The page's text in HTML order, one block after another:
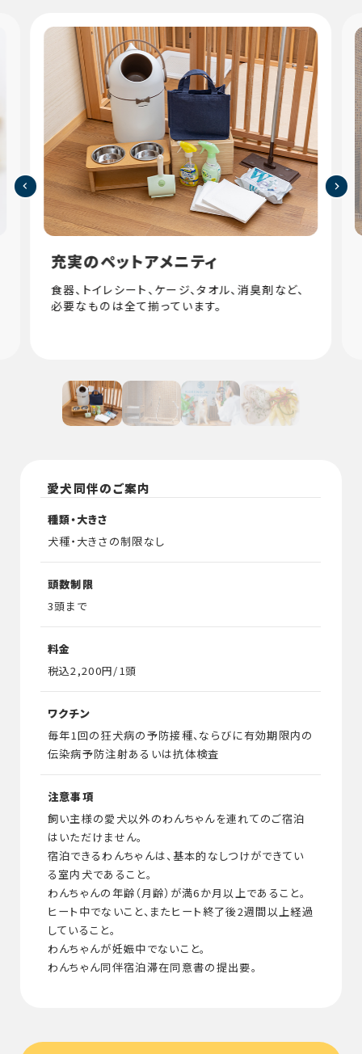
充実のペットアメニティ
食器、トイレシート、ケージ、タオル、消臭剤など、
必要なものは全て揃っています。
愛犬同伴のご案内
種類・大きさ
犬種・大きさの制限なし
頭数制限
3頭まで
料金
税込2,200円/1頭
ワクチン
毎年1回の狂犬病の予防接種、ならびに有効期限内の
伝染病予防注射あるいは抗体検査
注意事項
飼い主様の愛犬以外のわんちゃんを連れてのご宿泊
はいただけません。
宿泊できるわんちゃんは、基本的なしつけができてい
る室内犬であること。
わんちゃんの年齢（月齢）が満6か月以上であること。
ヒート中でないこと、またヒート終了後2週間以上経過
していること。
わんちゃんが妊娠中でないこと。
わんちゃん同伴宿泊滞在同意書の提出要。